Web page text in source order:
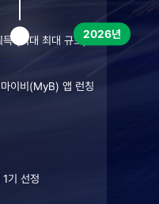
(역대 최대 규모)
이비(MyB) 앱 런칭
기 선정
2026년